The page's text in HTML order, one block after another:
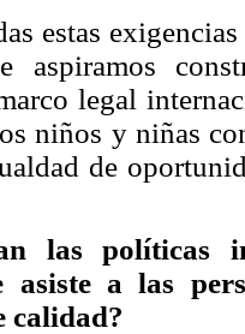
estas
aspiramos
legal
niños y niñas
de
las políticas
asiste a las
calidad?